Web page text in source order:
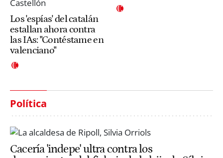
Los 'espías' del catalán
estallan ahora contra
las IAs: "Contéstame en
valenciano"
Política
Cacería 'indepe' ultra contra los